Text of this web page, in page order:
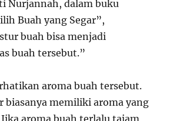
Nurjannah, dalam buku
Buah yang Segar”,
buah bisa menjadi
buah tersebut.”
aroma buah tersebut.
biasanya memiliki aroma yang
aroma buah terlalu tajam